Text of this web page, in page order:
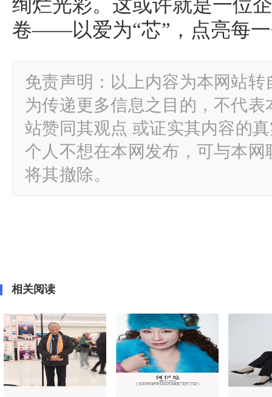
绚烂光彩。这或许就是一位
卷——以爱为“芯”，点亮每
免责声明：以上内容为本网站
为传递更多信息之目的，不代
站赞同其观点 或证实其内容的
个人不想在本网发布，可与本
将其撤除。
相关阅读